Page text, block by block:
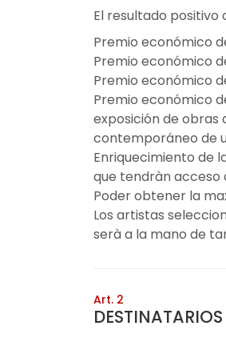
El resultado
Premio económico
Premio económico
Premio económico
Premio económico
exposición de obras
contemporáneo de
Enriquecimiento de
que tendràn acceso
Poder obtener la
Los artistas
serà a la mano de
Art. 2
DESTINATARIOS